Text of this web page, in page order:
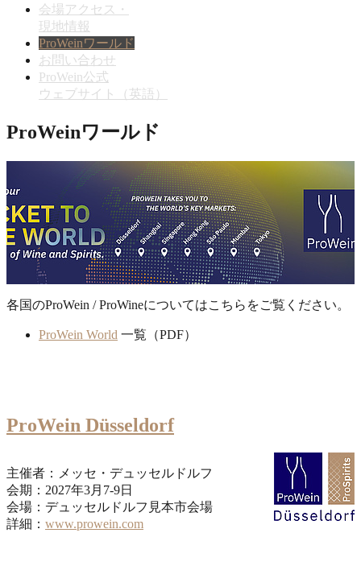
会場アクセス・
現地情報
ProWeinワールド
お問い合わせ
ProWein公式
ウェブサイト（英語）
ProWeinワールド
各国のProWein / ProWineについてはこちらをご覧ください。
ProWein World 一覧（PDF）
ProWein Düsseldorf
主催者：メッセ・デュッセルドルフ
会期：2027年3月7-9日
会場：デュッセルドルフ見本市会場
詳細： www.prowein.com